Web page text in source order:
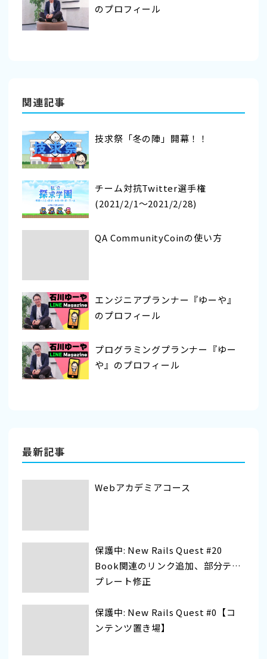
のプロフィール
関連記事
技求祭「冬の陣」開幕！！
チーム対抗Twitter選手権
(2021/2/1〜2021/2/28)
QA CommunityCoinの使い方
エンジニアプランナー『ゆーや』
のプロフィール
プログラミングプランナー『ゆー
や』のプロフィール
最新記事
Webアカデミアコース
保護中: New Rails Quest #20
Book関連のリンク追加、部分テン
プレート修正
保護中: New Rails Quest #0【コ
ンテンツ置き場】